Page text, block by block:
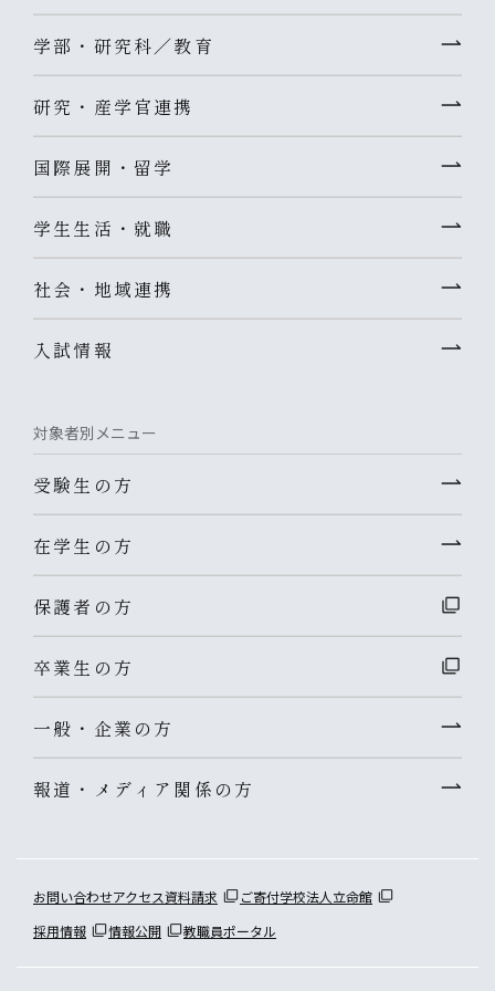
学部・研究科／教育
研究・産学官連携
国際展開・留学
学生生活・就職
社会・地域連携
入試情報
対象者別メニュー
受験生の方
在学生の方
保護者の方
卒業生の方
一般・企業の方
報道・メディア関係の方
お問い合わせアクセス資料請求 ご寄付学校法人立命館
採用情報
情報公開 教職員ポータル